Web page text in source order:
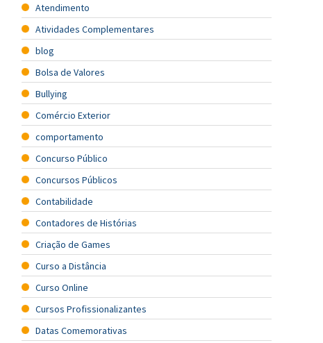
Atendimento
Atividades Complementares
blog
Bolsa de Valores
Bullying
Comércio Exterior
comportamento
Concurso Público
Concursos Públicos
Contabilidade
Contadores de Histórias
Criação de Games
Curso a Distância
Curso Online
Cursos Profissionalizantes
Datas Comemorativas